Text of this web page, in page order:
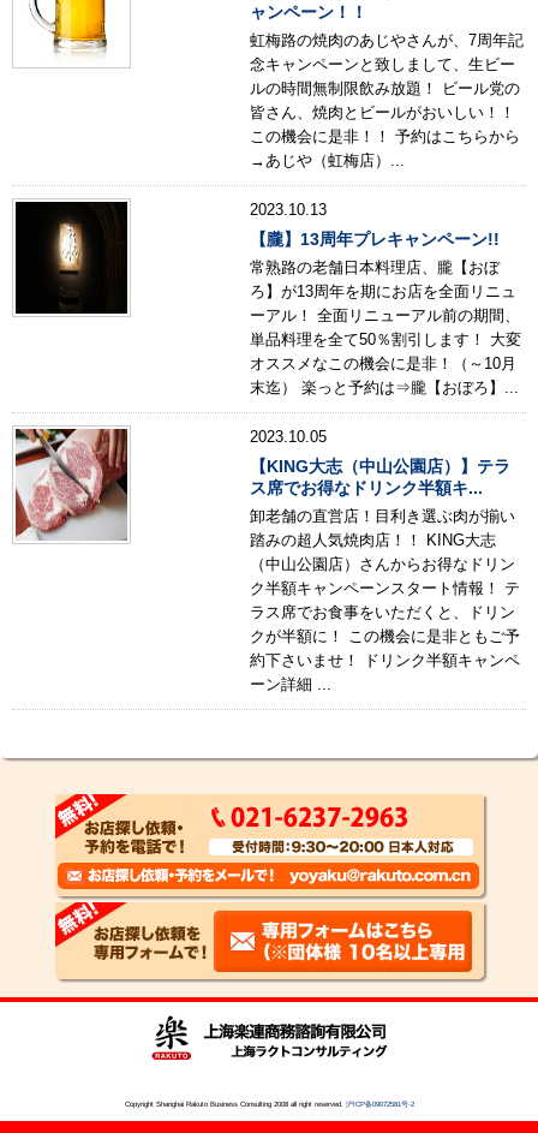
ャンペーン！！
虹梅路の焼肉のあじやさんが、7周年記
念キャンペーンと致しまして、生ビー
ルの時間無制限飲み放題！ ビール党の
皆さん、焼肉とビールがおいしい！！
この機会に是非！！ 予約はこちらから
→あじや（虹梅店）...
2023.10.13
【朧】13周年プレキャンペーン!!
常熟路の老舗日本料理店、朧【おぼ
ろ】が13周年を期にお店を全面リニュ
ーアル！ 全面リニューアル前の期間、
単品料理を全て50％割引します！ 大変
オススメなこの機会に是非！（～10月
末迄） 楽っと予約は⇒朧【おぼろ】...
2023.10.05
【KING大志（中山公園店）】テラ
ス席でお得なドリンク半額キ...
卸老舗の直営店！目利き選ぶ肉が揃い
踏みの超人気焼肉店！！ KING大志
（中山公園店）さんからお得なドリン
ク半額キャンペーンスタート情報！ テ
ラス席でお食事をいただくと、ドリン
クが半額に！ この機会に是非ともご予
約下さいませ！ ドリンク半額キャンペ
ーン詳細 ...
Copyright Shanghai Rakuto Business Consulting 2008 all right reserved. 沪ICP备09072581号-2